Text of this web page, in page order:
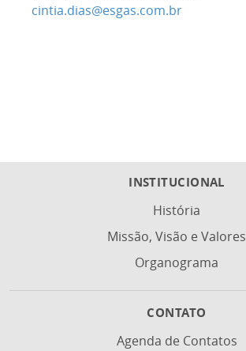
cintia.dias@esgas.com.br
INSTITUCIONAL
História
Missão, Visão e Valores
Organograma
CONTATO
Agenda de Contatos